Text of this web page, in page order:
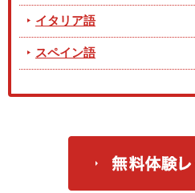
イタリア語
スペイン語